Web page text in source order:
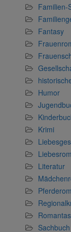
Familien-
Fantasy
Humor
Krimi
Literatur
Sachbuch